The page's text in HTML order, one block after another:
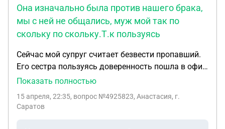
Она изначально была против нашего брака,
мы с ней не общались, муж мой так по
скольку по скольку.Т.к пользуясь
Сейчас мой супруг считает безвести пропавший.
Его сестра пользуясь доверенность пошла в офис
моб.связи и перевыпустиоа сим карту моего мужа
мессенджерам, а так же лк военнослужащего. К
Показать полностью
15 апреля, 22:35, вопрос №4925823, Анастасия, г.
Саратов